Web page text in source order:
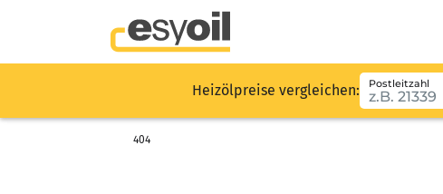
Heizölpreise vergleichen: Postleitzahl
404